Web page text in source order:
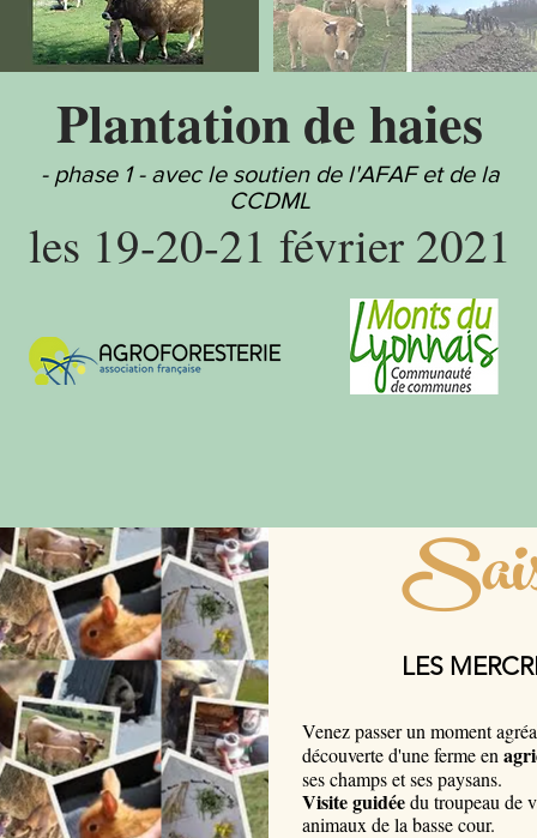
Plantation de haies
- phase 1 - avec le soutien de l'AFAF et de la
CCDML
les 19-20-21 février 2021
LES
Venez passer un moment
découverte d'une ferme en
ses champs et ses paysans.
Visite guidéedu troupeau de
animaux de la basse cour.